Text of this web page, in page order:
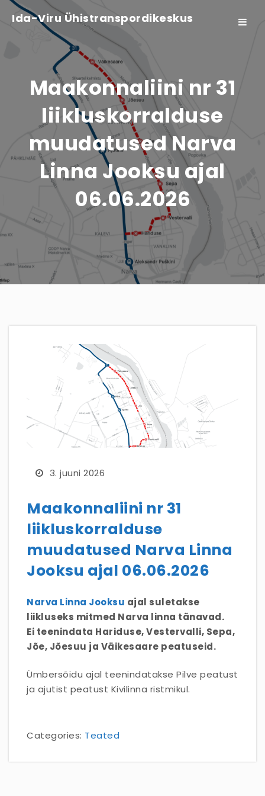
Ida-Viru Ühistranspordikeskus
Toggle
Maakonnaliini nr 31
liikluskorralduse
muudatused Narva
Linna Jooksu ajal
06.06.2026
3. juuni 2026
Maakonnaliini nr 31
liikluskorralduse
muudatused Narva Linna
Jooksu ajal 06.06.2026
Narva Linna Jooksu ajal suletakse
liikluseks mitmed Narva linna tänavad.
Ei teenindata Hariduse, Vestervalli, Sepa,
Jõe, Jõesuu ja Väikesaare peatuseid.
Ümbersõidu ajal teenindatakse Pilve peatust
ja ajutist peatust Kivilinna ristmikul.
Categories: Teated